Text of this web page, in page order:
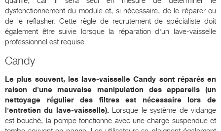
dysfonctionnement du module et, si nécessaire, de le réparer ou
de le reflasher. Cette règle de recrutement de spécialiste doit
également être suivie lorsque la réparation d'un lave-vaisselle
professionnel est requise.
Candy
Le plus souvent, les lave-vaisselle Candy sont réparés en
raison d'une mauvaise manipulation des appareils (un
nettoyage régulier des filtres est nécessaire lors de
l'entretien du lave-vaisselle).Lorsque le système de vidange
est bouché, la pompe fonctionne avec une charge suspendue et